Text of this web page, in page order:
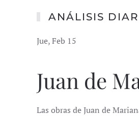
ANÁLISIS
Jue, Feb 15
Juan de
Las obras de Juan de